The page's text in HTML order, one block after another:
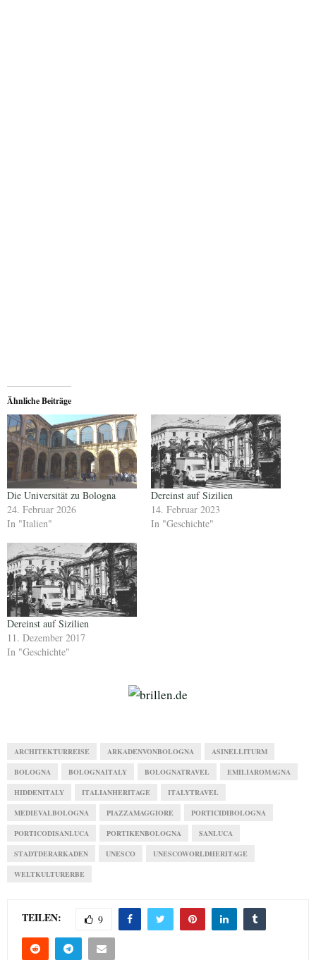
Ähnliche Beiträge
Die Universität zu Bologna
24. Februar 2026
In "Italien"
Dereinst auf Sizilien
14. Februar 2023
In "Geschichte"
Dereinst auf Sizilien
11. Dezember 2017
In "Geschichte"
ARCHITEKTURREISE ARKADENVONBOLOGNA ASINELLITURM
BOLOGNA BOLOGNAITALY BOLOGNATRAVEL EMILIAROMAGNA
HIDDENITALY ITALIANHERITAGE ITALYTRAVEL
MEDIEVALBOLOGNA PIAZZAMAGGIORE PORTICIDIBOLOGNA
PORTICODISANLUCA PORTIKENBOLOGNA SANLUCA
STADTDERARKADEN UNESCO UNESCOWORLDHERITAGE
WELTKULTURERBE
TEILEN: 9